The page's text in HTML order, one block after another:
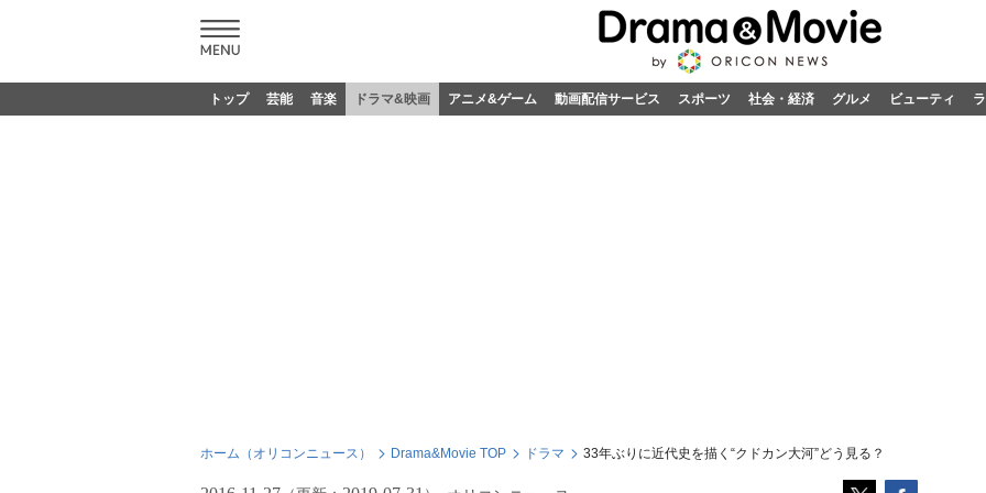
トップ 芸能 音楽 ドラマ&映画 アニメ&ゲーム 動画配信サービス スポーツ 社会・経済 グルメ ビューティ
ホーム（オリコンニュース） Drama&Movie TOP ドラマ 33年ぶりに近代史を描く“クドカン大河”どう見る？